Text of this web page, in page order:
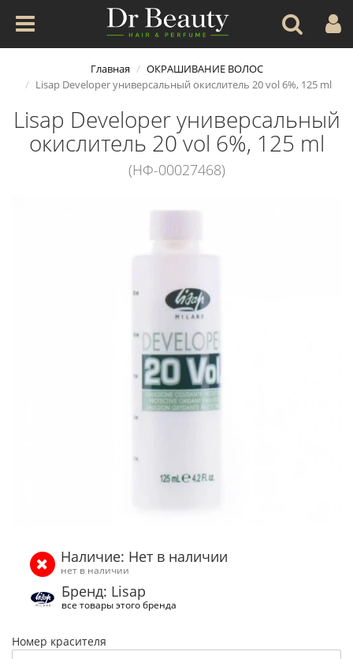
Главная
ОКРАШИВАНИЕ ВОЛОС
Lisap Developer универсальный окислитель 20 vol 6%, 125 ml
Lisap Developer универсальный
окислитель 20 vol 6%, 125 ml
(НФ-00027468)
Наличие: Нет в наличии
нет в наличии
Бренд: Lisap
все товары этого бренда
Номер красителя